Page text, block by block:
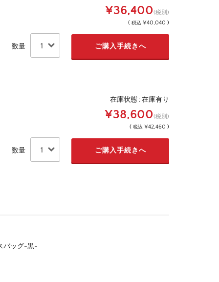
¥36,400(税別)
( 税込 ¥40,040 )
数量
在庫状態 : 在庫有り
¥38,600(税別)
( 税込 ¥42,460 )
数量
バッグ-黒-